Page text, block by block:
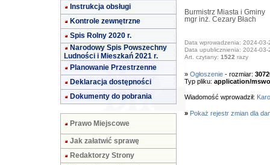
Instrukcja obsługi
Kontrole zewnętrzne
Spis Rolny 2020 r.
Narodowy Spis Powszechny
Ludności i Mieszkań 2021 r.
Planowanie Przestrzenne
Deklaracja dostępności
Dokumenty do pobrania
Prawo Miejscowe
Jak załatwić sprawę
Redaktorzy Strony
Burmistrz Miasta i Gminy
mgr inż. Cezary Błach
Data wprowadzenia: 2024-03-
Data upublicznienia: 2024-03-
Art. czytany: 1522 razy
» Ogłoszenie- rozmiar:
Typ pliku: application/
Wiadomość wprowadził:
» Pokaż rejestr zmian dla